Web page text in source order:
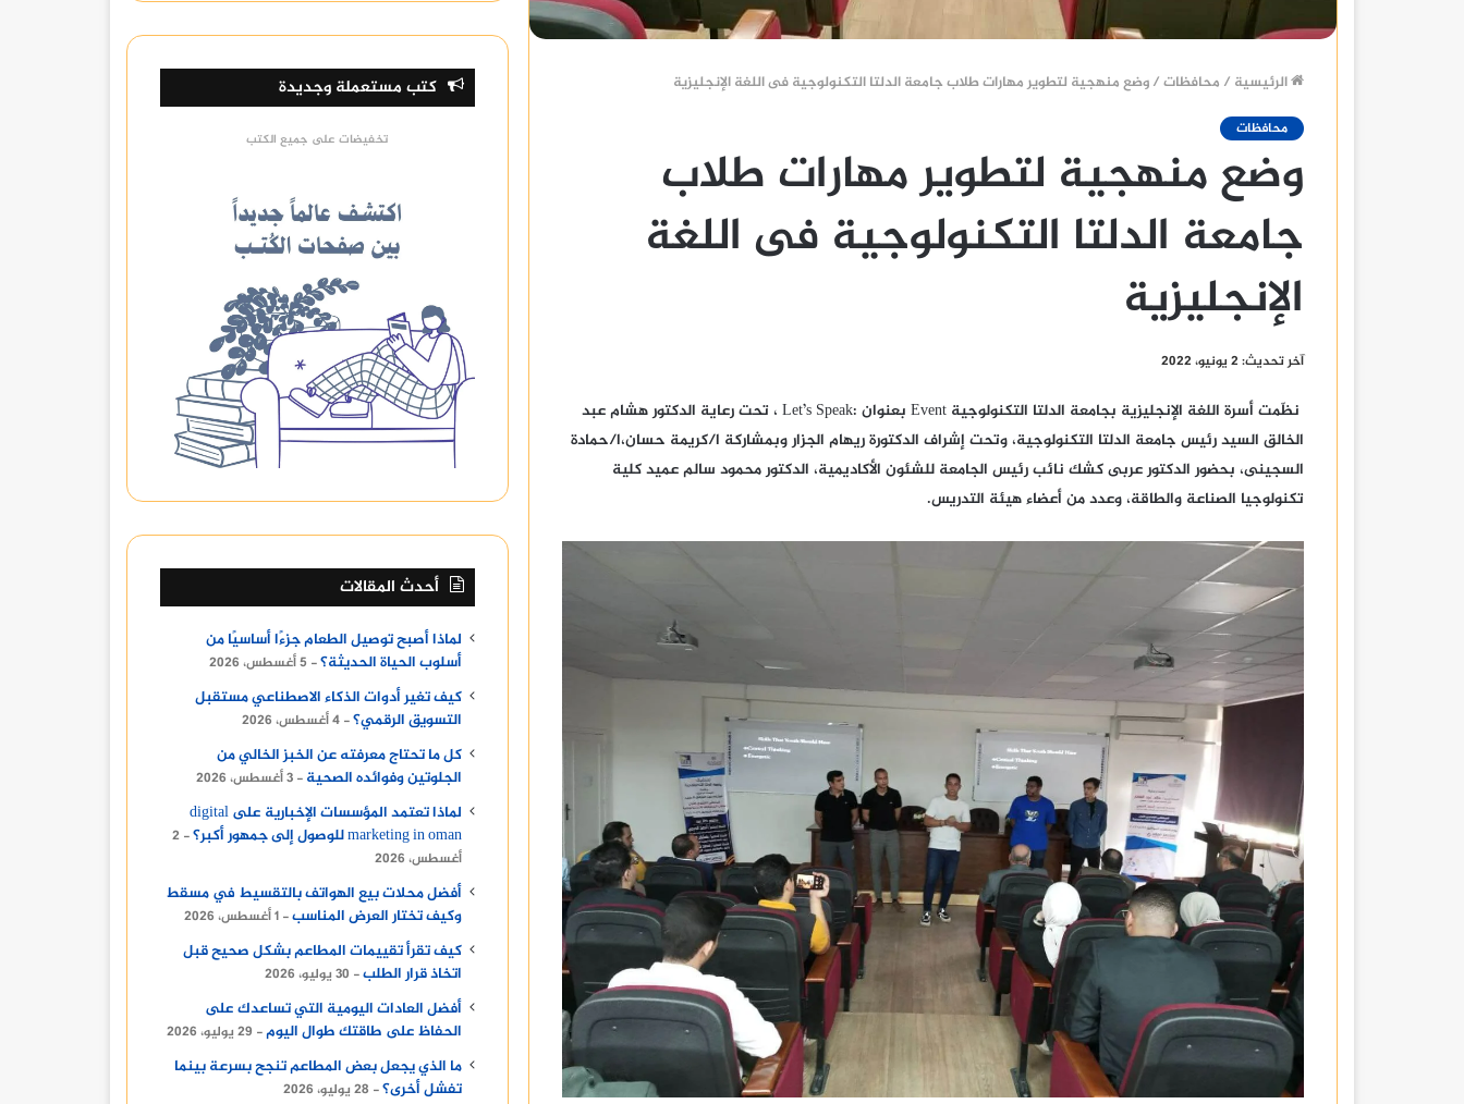
الرئيسية / محافظات/وضع منهجية لتطوير مهارات طلاب جامعة الدلتا التكنولوجية فى اللغة الإنجليزية
محافظات
وضع منهجية لتطوير مهارات طلاب
جامعة الدلتا التكنولوجية فى اللغة
الإنجليزية
آخر تحديث: 2 يونيو، 2022
نظّمت أسرة اللغة الإنجليزية بجامعة الدلتا التكنولوجية Event بعنوان :Let’s Speak ، تحت رعاية الدكتور هشام عبد
الخالق السيد رئيس جامعة الدلتا التكنولوجية، وتحت إشراف الدكتورة ريهام الجزار وبمشاركة ا/كريمة حسان،ا/حمادة
السجينى، بحضور الدكتور عربى كشك نائب رئيس الجامعة للشئون الأكاديمية، الدكتور محمود سالم عميد كلية
تكنولوجيا الصناعة والطاقة، وعدد من أعضاء هيئة التدريس.
كتب مستعملة وجديدة
تخفيضات على جميع الكتب
أحدث المقالات
لماذا أصبح توصيل الطعام جزءًا أساسيًا من
أسلوب الحياة الحديثة؟
5 أغسطس، 2026
كيف تغير أدوات الذكاء الاصطناعي مستقبل
التسويق الرقمي؟
4 أغسطس، 2026
كل ما تحتاج معرفته عن الخبز الخالي من
الجلوتين وفوائده الصحية
3 أغسطس، 2026
لماذا تعتمد المؤسسات الإخبارية على digital
marketing in oman للوصول إلى جمهور أكبر؟
2
أغسطس، 2026
أفضل محلات بيع الهواتف بالتقسيط في مسقط
وكيف تختار العرض المناسب
1 أغسطس، 2026
كيف تقرأ تقييمات المطاعم بشكل صحيح قبل
اتخاذ قرار الطلب
30 يوليو، 2026
أفضل العادات اليومية التي تساعدك على
الحفاظ على طاقتك طوال اليوم
29 يوليو، 2026
ما الذي يجعل بعض المطاعم تنجح بسرعة بينما
تفشل أخرى؟
28 يوليو، 2026